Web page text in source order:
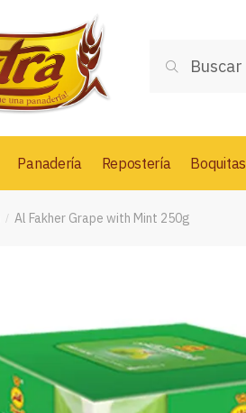
por:
Buscar
Panadería Repostería Boquitas
/ Al Fakher Grape with Mint 250g